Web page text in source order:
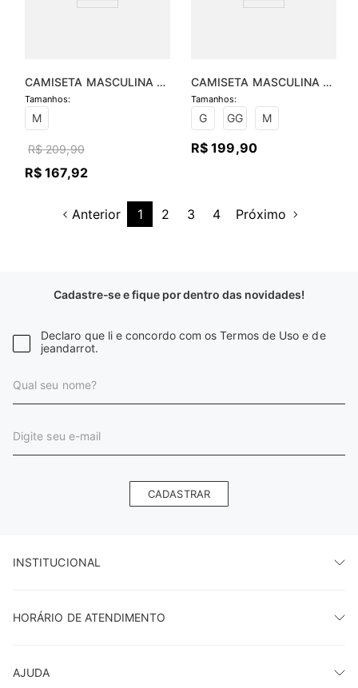
CAMISETA MASCULINA
MALHA CANELADA E SILK
M
R$ 209,90
R$ 167,92
CAMISETA MASCULINA
MANGA LONGA COM
ZÍPER - PRETO
G GG M
R$ 199,90
Anterior 1 2 3 4 Próximo
Cadastre-se e fique por dentro das novidades!
Declaro que li e concordo com os Termos de Uso e de
jeandarrot.
CADASTRAR
INSTITUCIONAL
HORÁRIO DE ATENDIMENTO
AJUDA